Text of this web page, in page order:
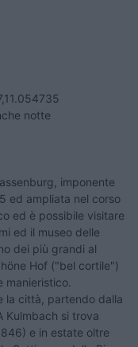
notte
imponente
ed ampliata nel corso
ed è possibile visitare
ed il museo delle
dei più grandi al
Hof ("bel cortile")
manieristico.
la città, partendo dalla
Kulmbach si trova
e in estate oltre